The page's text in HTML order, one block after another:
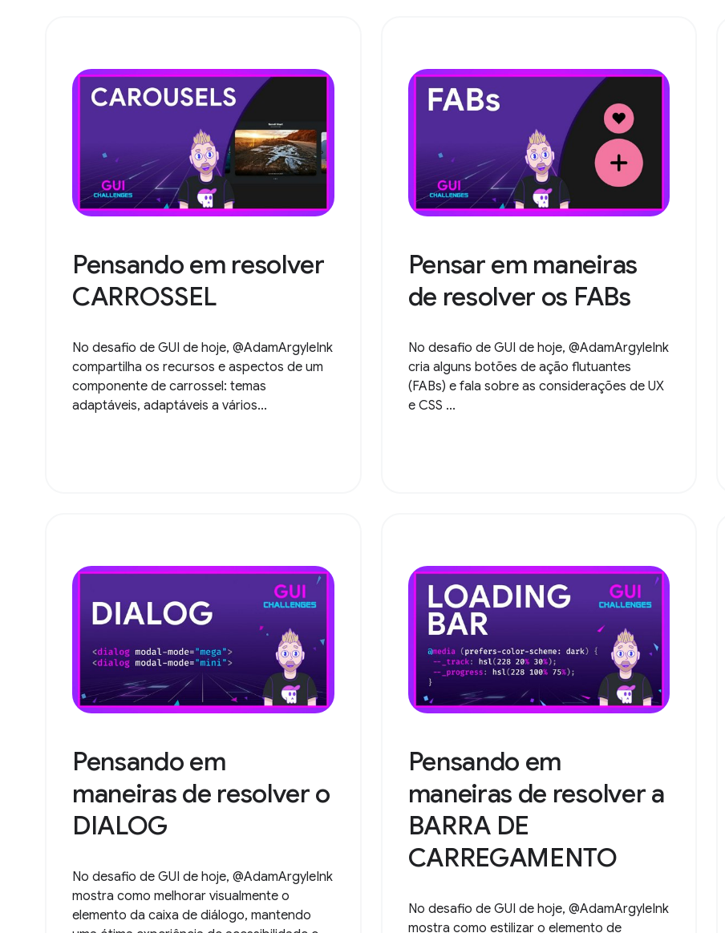
Pensando em resolver
CARROSSEL
No desafio de GUI de hoje, @AdamArgyleInk
compartilha os recursos e aspectos de um
componente de carrossel: temas
adaptáveis, adaptáveis a vários...
Pensar em maneiras
de resolver os FABs
No desafio de GUI de hoje, @AdamArgyleInk
cria alguns botões de ação flutuantes
(FABs) e fala sobre as considerações de UX
e CSS ...
Pensando em
maneiras de resolver o
DIALOG
No desafio de GUI de hoje, @AdamArgyleInk
mostra como melhorar visualmente o
elemento da caixa de diálogo, mantendo
Pensando em
maneiras de resolver a
BARRA DE
CARREGAMENTO
No desafio de GUI de hoje, @AdamArgyleInk
mostra como estilizar o elemento de